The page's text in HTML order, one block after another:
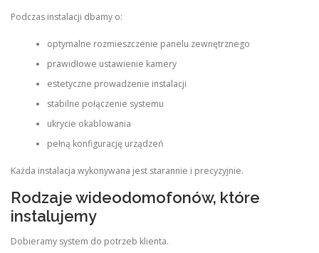
Podczas instalacji dbamy o:
optymalne rozmieszczenie panelu zewnętrznego
prawidłowe ustawienie kamery
estetyczne prowadzenie instalacji
stabilne połączenie systemu
ukrycie okablowania
pełną konfigurację urządzeń
Każda instalacja wykonywana jest starannie i precyzyjnie.
Rodzaje wideodomofonów, które
instalujemy
Dobieramy system do potrzeb klienta.